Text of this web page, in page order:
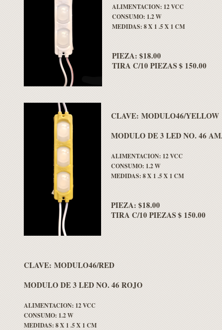
ALIMENTACION: 12 VCC
CONSUMO: 1.2 W
MEDIDAS: 8 X 1 .5 X 1 CM
PIEZA: $18.00
TIRA C/10 PIEZAS $ 150.00
CLAVE: MODULO46/YELLOW
MODULO DE 3 LED NO. 46
ALIMENTACION: 12 VCC
CONSUMO: 1.2 W
MEDIDAS: 8 X 1 .5 X 1 CM
PIEZA: $18.00
TIRA C/10 PIEZAS $ 150.00
CLAVE: MODULO46/RED
MODULO DE 3 LED NO. 46 ROJO
ALIMENTACION: 12 VCC
CONSUMO: 1.2 W
MEDIDAS: 8 X 1 .5 X 1 CM